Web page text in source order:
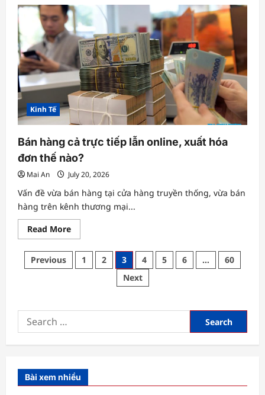
Mỗi
tháng
Cần
Thơ
‘phải
tiêu’
3.500
tỷ
đồng
vốn
đầu
tư
công
Kinh Tế
Bán hàng cả trực tiếp lẫn online, xuất hóa
đơn thế nào?
Mai An July 20, 2026
Vấn đề vừa bán hàng tại cửa hàng truyền thống, vừa bán
hàng trên kênh thương mại...
Read MoreRead
more
Bán
hàng
cả
xuất
thế
nào?
Posts
Previous 1 2 3 4 5 6 …
60
Next
Search
for:
Bài xem nhiều